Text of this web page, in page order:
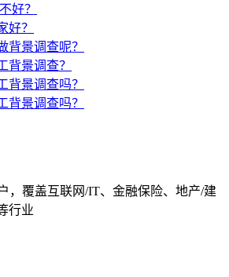
好？
好？
背景调查呢？
背景调查？
背景调查吗？
背景调查吗？
，覆盖互联网/IT、金融保险、地产/建
行业